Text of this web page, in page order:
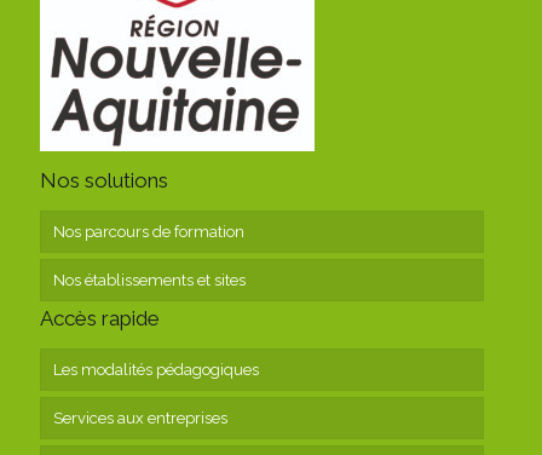
Nos solutions
Nos parcours de formation
Nos établissements et sites
Accès rapide
Les modalités pédagogiques
Services aux entreprises